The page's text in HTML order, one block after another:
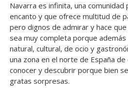
Navarra es infinita, una
encanto y que ofrece multitud de
pero dignos de admirar y hace
sea muy completa porque
natural, cultural, de ocio y
una zona en el norte de España
conocer y descubrir porque bien
gratas sorpresas.